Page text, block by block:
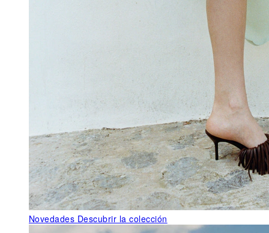
Novedades Descubrir la colección